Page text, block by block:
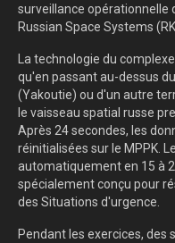
surveillance opérationnelle
Russian Space Systems
La technologie du
qu'en passant au-dessus
(Yakoutie) ou d'un autre
le vaisseau spatial russe
Après 24 secondes, les
réinitialisées sur le MPPK.
automatiquement en 15 à
spécialement conçu pour
des Situations d'urgence.
Pendant les exercices, des